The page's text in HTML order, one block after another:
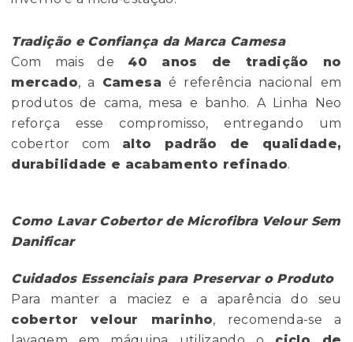
Tradição e Confiança da Marca Camesa
Com mais de 40 anos de tradição no
mercado, a Camesa é referência nacional em
produtos de cama, mesa e banho. A Linha Neo
reforça esse compromisso, entregando um
cobertor com alto padrão de qualidade,
durabilidade e acabamento refinado.
Como Lavar Cobertor de Microfibra Velour Sem
Danificar
Cuidados Essenciais para Preservar o Produto
Para manter a maciez e a aparência do seu
cobertor velour marinho, recomenda-se a